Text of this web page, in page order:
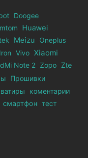
Doogee
Huawei
Meizu
Oneplus
Vivo Xiaomi
Note 2 Zopo Zte
Прошивки
коментарии
смартфон тест